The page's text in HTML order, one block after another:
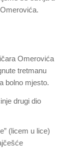
Omerovića
tretmanu
bolno mjesto.
drugi dio
(licem u lice)